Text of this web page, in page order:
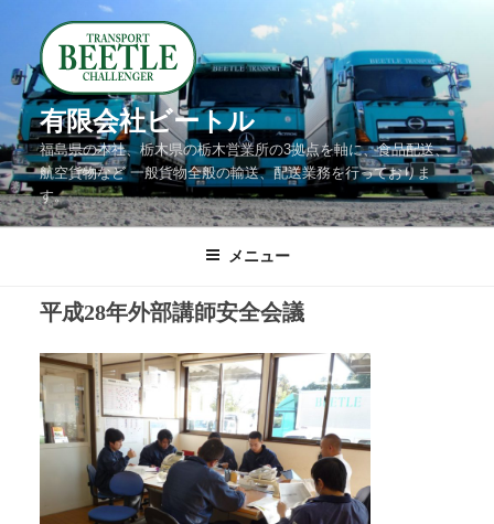
テ
ン
ツ
へ
ス
有限会社ビートル
福島県の本社、栃木県の栃木営業所の3拠点を軸に、食品配送、
航空貨物など 一般貨物全般の輸送、配送業務を行っておりま
す。
メニュー
平成28年外部講師安全会議